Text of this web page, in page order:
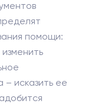
помощи:
исказить ее